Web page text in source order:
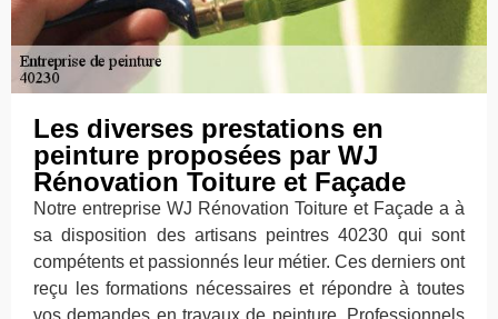
Les diverses prestations en
peinture proposées par WJ
Rénovation Toiture et Façade
Notre entreprise WJ Rénovation Toiture et Façade a à
sa disposition des artisans peintres 40230 qui sont
compétents et passionnés leur métier. Ces derniers ont
reçu les formations nécessaires et répondre à toutes
vos demandes en travaux de peinture. Professionnels